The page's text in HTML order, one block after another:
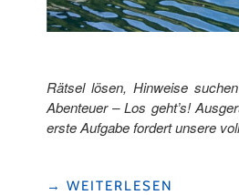
Rätsel lösen, Hinweise
Abenteuer – Los geht’s!
erste Aufgabe fordert unsere
"AUF
→ WEITERLESEN